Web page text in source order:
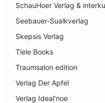
SchauHoer Verlag &
Seebauer-Sualkverlag
Skepsis Verlag
Tlele Books
Traumsalon edition
Verlag Der Apfel
Verlag Ideal‘noe